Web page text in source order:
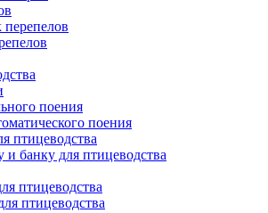
поения
поения
птицеводства
банку для птицеводства
птицеводства
птицеводства